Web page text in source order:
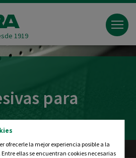
ofrecerle la mejor experiencia posible a la
ellas se encuentran cookies necesarias
1919
para